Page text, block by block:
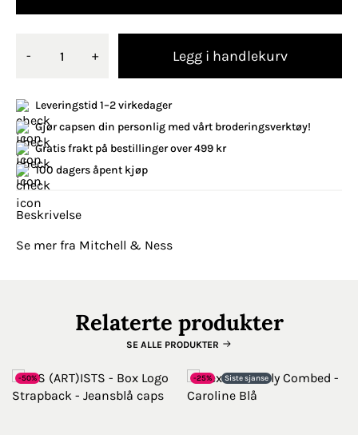
- + Legg i handlekurv
Leveringstid 1–2 virkedager
Gjør capsen din personlig med vårt broderingsverktøy!
Gratis frakt på bestillinger over 499 kr
100 dagers åpent kjøp
Beskrivelse
Se mer fra Mitchell & Ness
Relaterte produkter
SE ALLE PRODUKTER
-50% -25% Siste sjanse